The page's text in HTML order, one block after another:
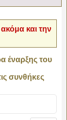
και την
έναρξης του
συνθήκες